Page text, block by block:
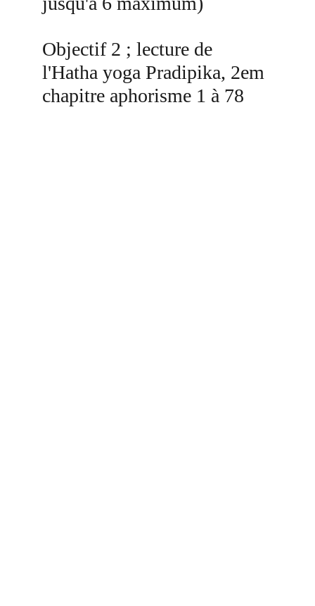
Objectif 2 ; lecture de
l'Hatha yoga Pradipika, 2em
chapitre aphorisme 1 à 78